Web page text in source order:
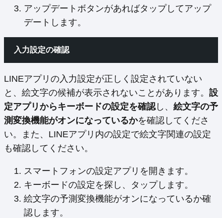
アップデートボタンがあればタップしてアップ
デートします。
入力設定の確認
LINEアプリの入力設定が正しく設定されていない
と、絵文字の候補が表示されないことがあります。 設
定アプリからキーボードの設定を確認し、 絵文字の予
測変換機能がオンになっているかを確認してくださ
い。また、LINEアプリ内の設定で絵文字関連の設定
も確認してください。
スマートフォンの設定アプリを開きます。
キーボードの設定を探し、タップします。
絵文字の予測変換機能がオンになっているか確
認します。